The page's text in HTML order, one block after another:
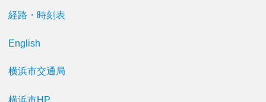
経路・時刻表
English
横浜市交通局
横浜市HP